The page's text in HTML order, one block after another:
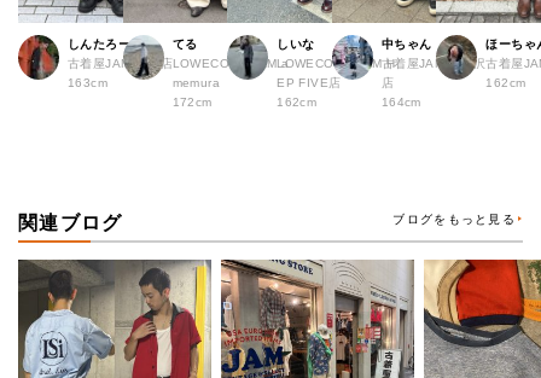
しんたろー
古着屋JAM 仙台店
163cm
てる
LOWECO by JAM a
memura
172cm
しいな
LOWECO by JAM H
EP FIVE店
162cm
中ちゃん
古着屋JAM 下北沢
店
164cm
ほーちゃ
古着屋
162cm
関連ブログ ブログをもっと見る